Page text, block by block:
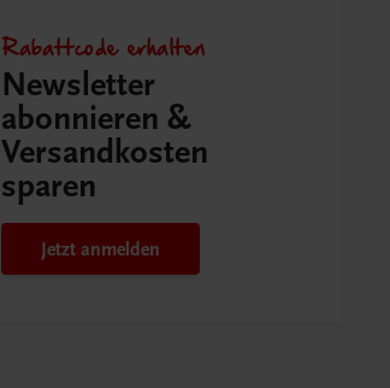
Rabattcode erhalten
Newsletter
abonnieren &
Versandkosten
sparen
Jetzt anmelden